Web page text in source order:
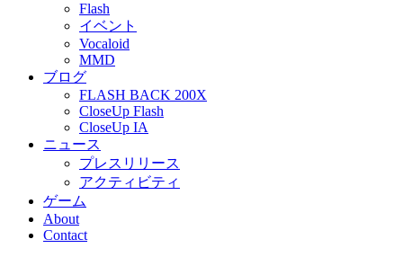
Flash
イベント
Vocaloid
MMD
ブログ
FLASH BACK 200X
CloseUp Flash
CloseUp IA
ニュース
プレスリリース
アクティビティ
ゲーム
About
Contact